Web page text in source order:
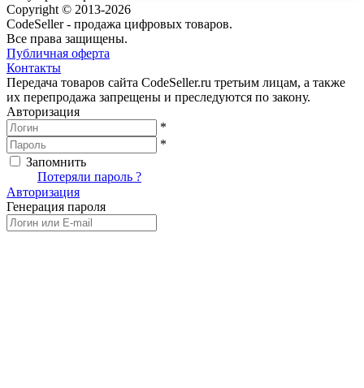
Copyright © 2013-2026
CodeSeller - продажа цифровых товаров.
Все права защищены.
Публичная оферта
Контакты
Передача товаров сайта CodeSeller.ru третьим лицам, а также
их перепродажа запрещены и преследуются по закону.
Авторизация
*
*
Запомнить
Потеряли пароль ?
Авторизация
Генерация пароля